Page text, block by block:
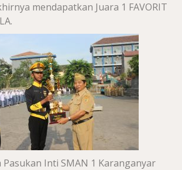
mendapatkan Juara 1 FAVORIT
Pasukan Inti SMAN 1 Karanganyar